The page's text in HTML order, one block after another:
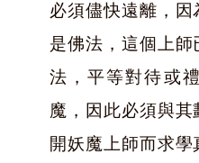
必須儘快遠離，
是佛法，這個上師
法，平等對待或
魔，因此必須與
開妖魔上師而求